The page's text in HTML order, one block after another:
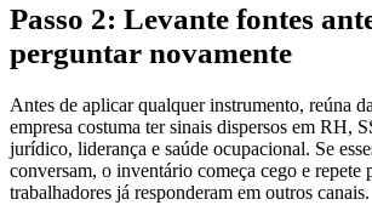
Passo 2: Levante fontes
perguntar novamente
Antes de aplicar qualquer instrumento, reúna
empresa costuma ter sinais dispersos em RH,
jurídico, liderança e saúde ocupacional. Se
conversam, o inventário começa cego e repete
trabalhadores já responderam em outros canais.